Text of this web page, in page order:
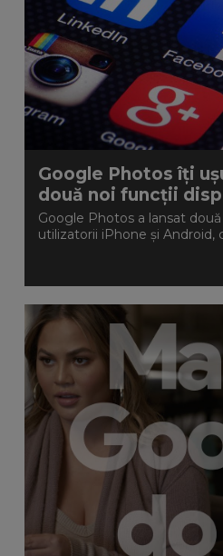
Google Photos îți
două noi funcții
Google Photos a lansat
utilizatorii iPhone și Android,